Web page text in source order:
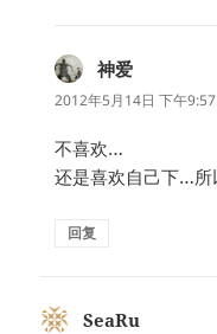
神爱
道：
2012年5月14日 下午9:57
不喜欢…
还是喜欢自己下…
回复
SeaRu